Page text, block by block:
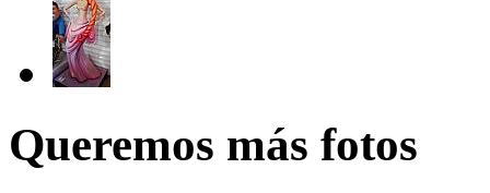
Queremos más fotos